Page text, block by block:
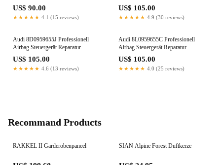
US$ 90.00
★★★★★ 4.1 (15 reviews)
US$ 105.00
★★★★★ 4.9 (30 reviews)
Audi 8D0959655J Professionell
Airbag Steuergerät Reparatur
US$ 105.00
★★★★★ 4.6 (13 reviews)
Audi 8L0959655C Professionell
Airbag Steuergerät Reparatur
US$ 105.00
★★★★★ 4.0 (25 reviews)
Recommand Products
RAKKEL II Garderobenpaneel SIAN Alpine Forest Duftkerze